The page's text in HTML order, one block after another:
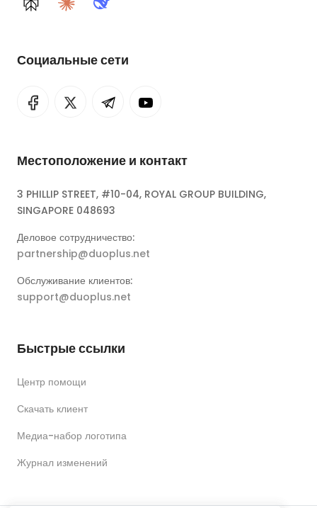
PerplexityClaudeDeepSeek
Социальные сети
Местоположение и контакт
3 PHILLIP STREET, #10-04, ROYAL GROUP BUILDING,
SINGAPORE 048693
Деловое сотрудничество:
partnership@duoplus.net
Обслуживание клиентов:
support@duoplus.net
Быстрые ссылки
Центр помощи
Скачать клиент
Медиа-набор логотипа
Журнал изменений